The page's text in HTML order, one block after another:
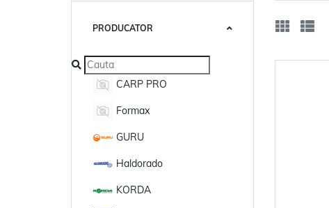
PRODUCATOR
CARP PRO
Formax
GURU
Haldorado
KORDA